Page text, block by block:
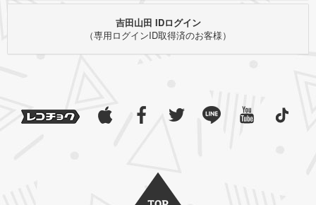
吉田山田 IDログイン
（専用ログインID取得済のお客様）